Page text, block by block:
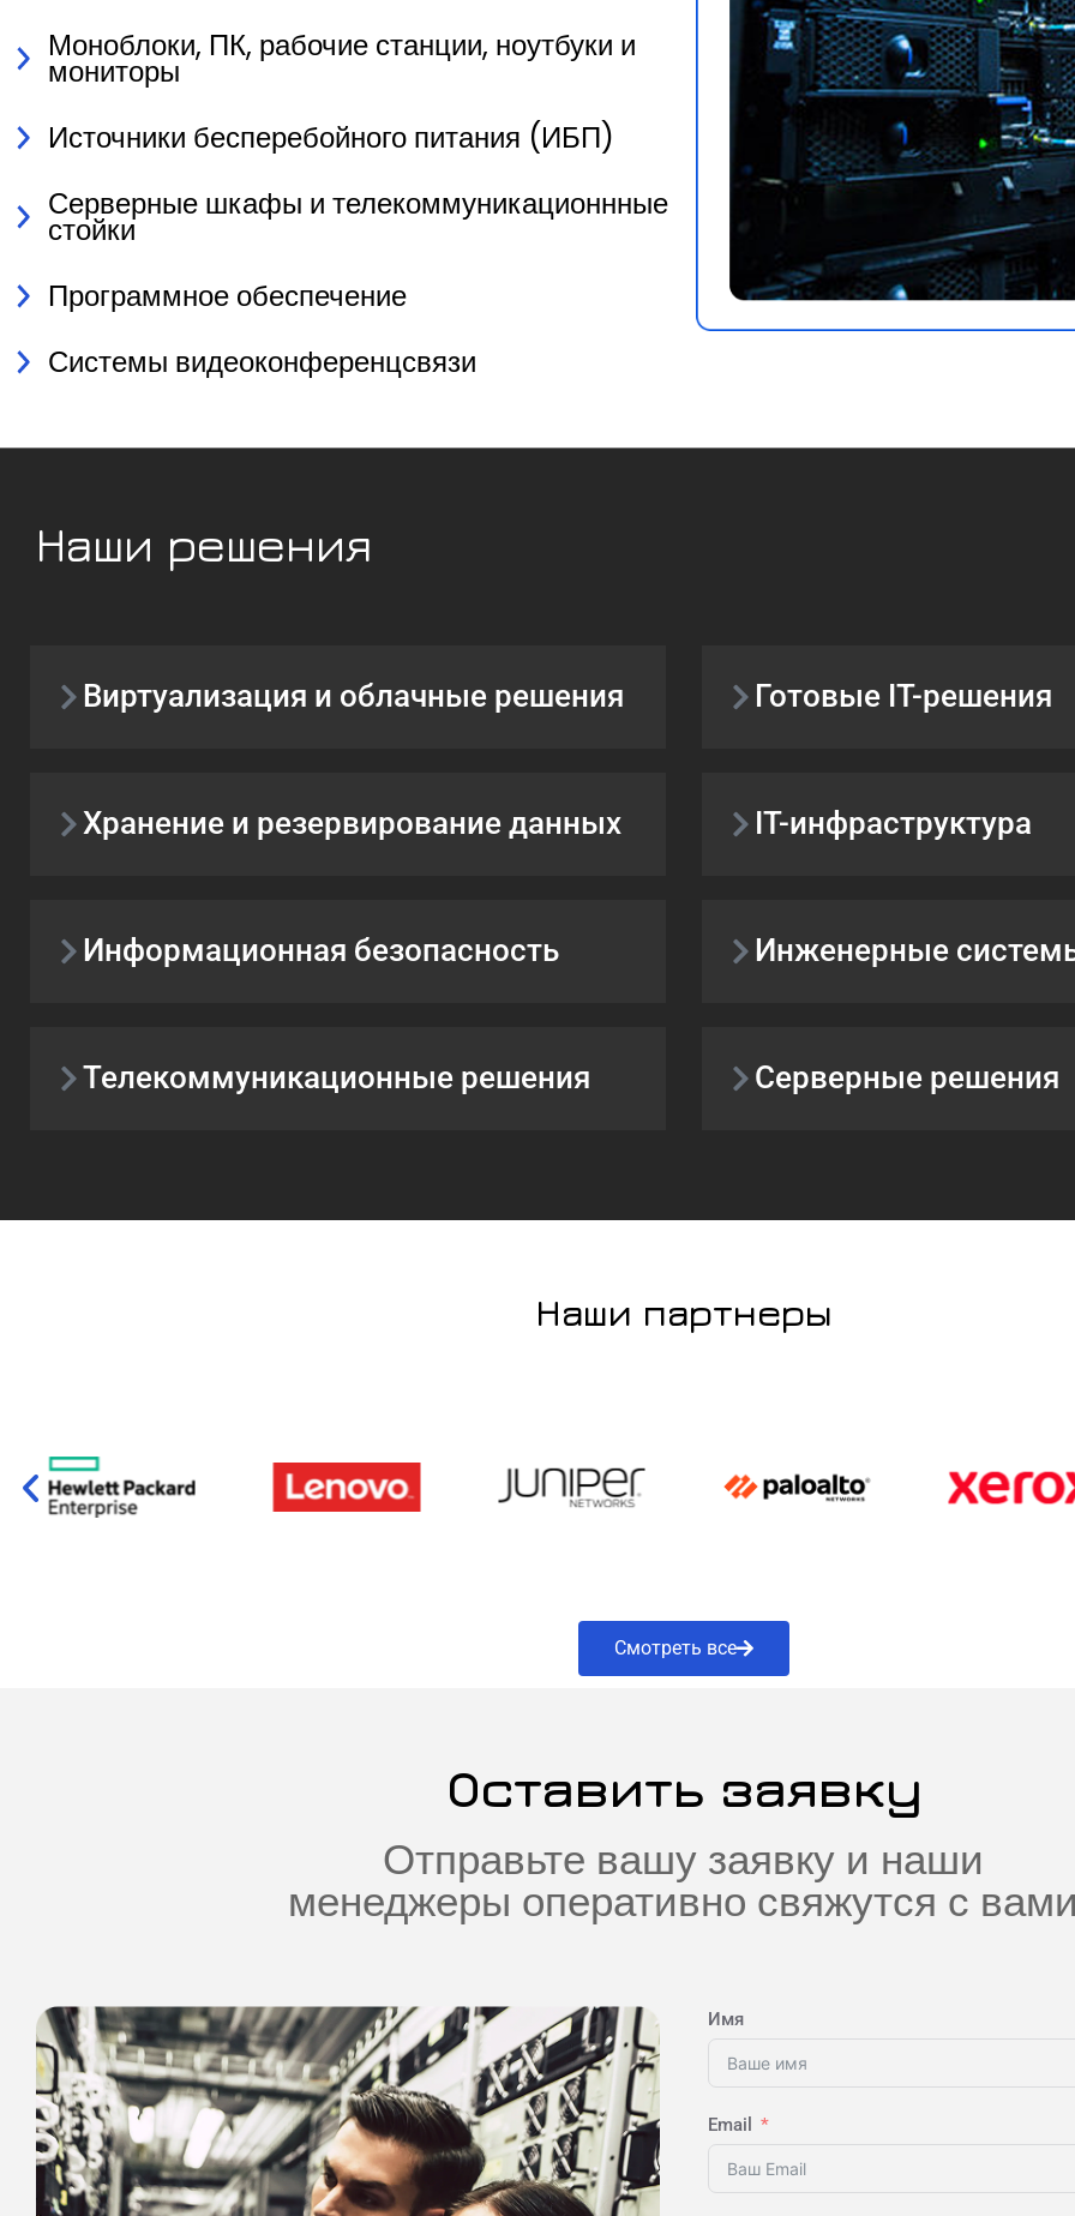
Моноблоки, ПК, рабочие станции, ноутбуки и
мониторы
Источники бесперебойного питания (ИБП)
Серверные шкафы и телекоммуникационнные
стойки
Программное обеспечение
Системы видеоконференцсвязи
Наши решения
Виртуализация и облачные решения
Хранение и резервирование данных
Информационная безопасность
Телекоммуникационные решения
Готовые IT-решения
IT-инфраструктура
Инженерные
Серверные решения
Наши партнеры
Смотреть все
Оставить заявку
Отправьте вашу заявку и наши
менеджеры оперативно свяжутся с
Имя
Email